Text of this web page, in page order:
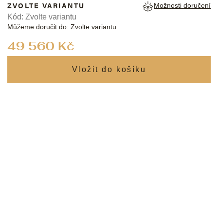
49 560 Kč
ZVOLTE VARIANTU
Můžeme doručit do: Zvolte variantu
Možnosti doručení
Kód: Zvolte variantu